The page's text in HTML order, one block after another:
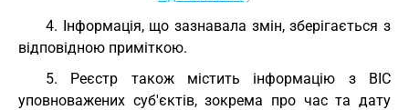
4. Інформація, що зазнавала змін, зберігається з
відповідною приміткою.
5. Реєстр також містить інформацію з ВІС
уповноважених суб'єктів, зокрема про час та дату